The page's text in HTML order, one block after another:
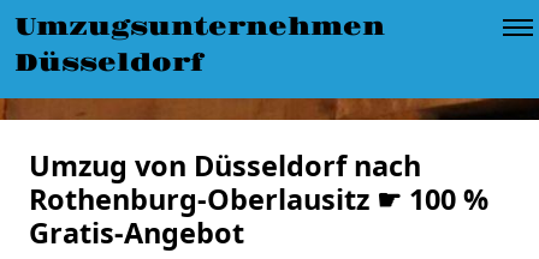
Umzugsunternehmen
Düsseldorf
Umzug von Düsseldorf nach
Rothenburg-Oberlausitz ☛ 100 %
Gratis-Angebot